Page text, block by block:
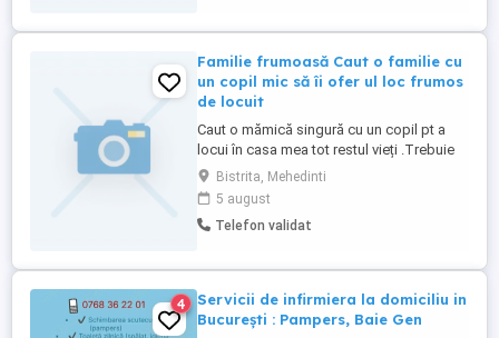
Familie frumoasă Caut o familie cu
un copil mic să îi ofer ul loc frumos
de locuit
Caut o mămică singură cu un copil pt a
locui în casa mea tot restul vieți .Trebuie
doar să fie o ființă curată și chiar să aibă
nevoie Obligatoriu serioși Vor fi declarați
la poliție și vor avea acte legale .Restul
discutăm în privat.
Bistrita, Mehedinti
5 august
Telefon validat
4
Servicii de infirmiera la domiciliu in
București : Pampers, Baie Gen